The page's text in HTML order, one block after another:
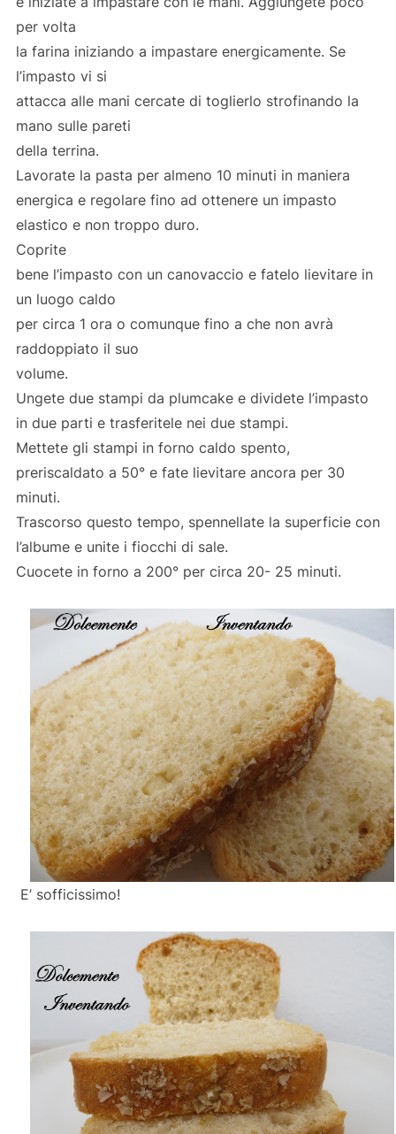
per volta
la farina iniziando a impastare energicamente. Se
l’impasto vi si
attacca alle mani cercate di toglierlo strofinando la
mano sulle pareti
della terrina.
Lavorate la pasta per almeno 10 minuti in maniera
energica e regolare fino ad ottenere un impasto
elastico e non troppo duro.
Coprite
bene l’impasto con un canovaccio e fatelo lievitare in
un luogo caldo
per circa 1 ora o comunque fino a che non avrà
raddoppiato il suo
volume.
Ungete due stampi da plumcake e dividete l’impasto
in due parti e trasferitele nei due stampi.
Mettete gli stampi in forno caldo spento,
preriscaldato a 50° e fate lievitare ancora per 30
minuti.
Trascorso questo tempo, spennellate la superficie con
l’albume e unite i fiocchi di sale.
Cuocete in forno a 200° per circa 20- 25 minuti.
E’ sofficissimo!